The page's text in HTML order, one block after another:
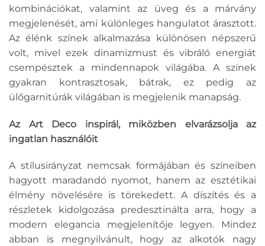
kombinációkat, valamint az üveg és a márvány
megjelenését, ami különleges hangulatot árasztott.
Az élénk színek alkalmazása különösen népszerű
volt, mivel ezek dinamizmust és vibráló energiát
csempésztek a mindennapok világába. A színek
gyakran kontrasztosak, bátrak, ez pedig az
ülőgarnitúrák világában is megjelenik manapság.
Az Art Deco inspirál, miközben elvarázsolja az
ingatlan használóit
A stílusirányzat nemcsak formájában és színeiben
hagyott maradandó nyomot, hanem az esztétikai
élmény növelésére is törekedett. A díszítés és a
részletek kidolgozása predesztinálta arra, hogy a
modern elegancia megjelenítője legyen. Mindez
abban is megnyilvánult, hogy az alkotók nagy